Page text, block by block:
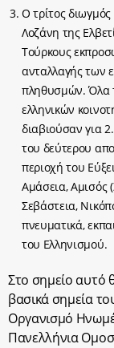
Ο τρίτος
Λοζάνη της
Τούρκους
ανταλλαγής των
πληθυσμών. Όλα
ελληνικών
διαβιούσαν για
του δεύτερου
περιοχή του
Αμάσεια, Αμισός
Σεβάστεια,
πνευματικά,
του Ελληνισμού.
Στο σημείο αυτό
βασικά σημεία
Οργανισμό
Πανελλήνια